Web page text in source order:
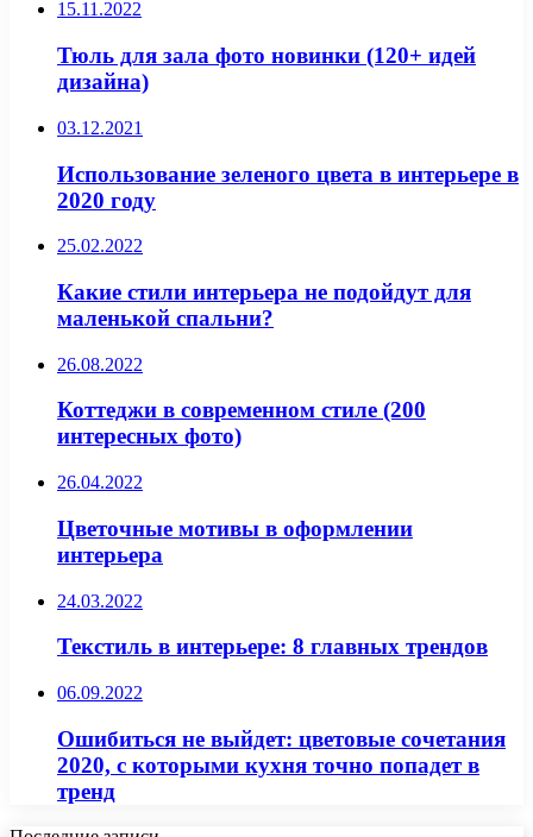
15.11.2022
Тюль для зала фото новинки (120+ идей
дизайна)
03.12.2021
Использование зеленого цвета в интерьере в
2020 году
25.02.2022
Какие стили интерьера не подойдут для
маленькой спальни?
26.08.2022
Коттеджи в современном стиле (200
интересных фото)
26.04.2022
Цветочные мотивы в оформлении
интерьера
24.03.2022
Текстиль в интерьере: 8 главных трендов
06.09.2022
Ошибиться не выйдет: цветовые сочетания
2020, с которыми кухня точно попадет в
тренд